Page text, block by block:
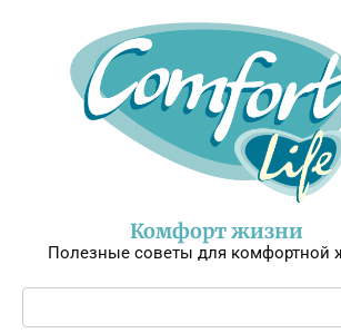
Комфорт жизни
Полезные советы для комфортной
Поиск: